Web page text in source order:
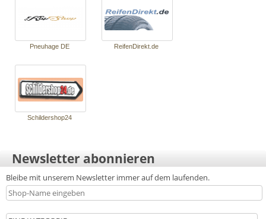
Pneuha­ge DE Reifen­Di­rekt.de
Schil­dershop24
Newsletter abonnieren
Bleibe mit unserem Newsletter immer auf dem laufenden.